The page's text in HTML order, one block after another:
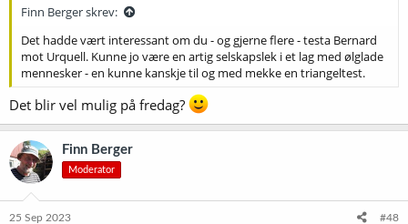
Finn Berger skrev:
Det hadde vært interessant om du - og gjerne flere - testa Bernard
mot Urquell. Kunne jo være en artig selskapslek i et lag med ølglade
mennesker - en kunne kanskje til og med mekke en triangeltest.
Det blir vel mulig på fredag?
Finn Berger
Moderator
25 Sep 2023 #48